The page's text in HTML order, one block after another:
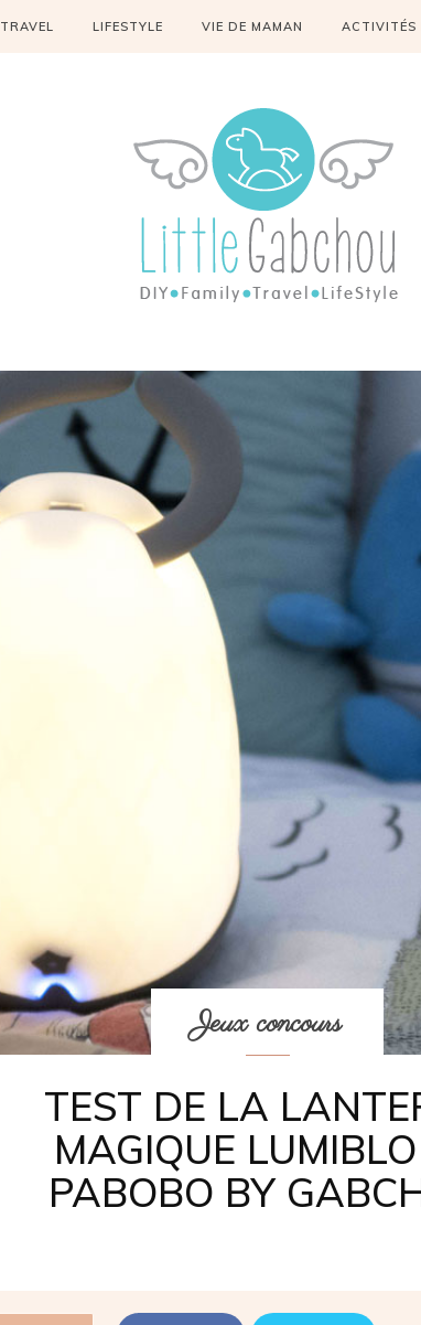
TRAVEL LIFESTYLE VIE DE MAMAN ACTIVITÉS
Jeux concours
TEST DE LA
MAGIQUE
PABOBO BY